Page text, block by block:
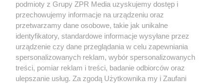
podmioty z Grupy ZPR Media uzyskujemy dostęp i
przechowujemy informacje na urządzeniu oraz
przetwarzamy dane osobowe, takie jak unikalne
identyfikatory, standardowe informacje wysyłane przez
urządzenie czy dane przeglądania w celu zapewniania
spersonalizowanych reklam, wybór spersonalizowanych
treści, pomiar reklam i treści, badanie odbiorców oraz
ulepszanie usług. Za zgodą Użytkownika my i Zaufani